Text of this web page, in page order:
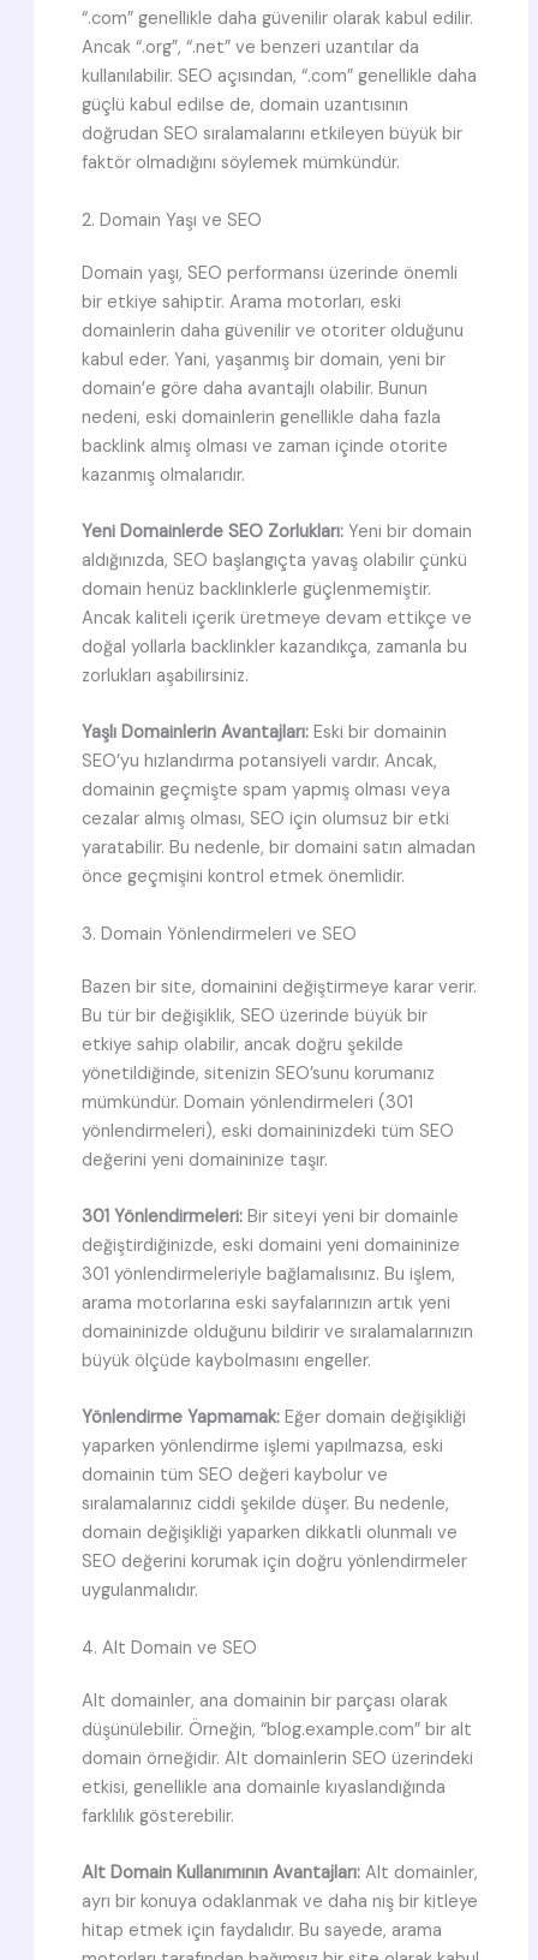
“.com” genellikle daha güvenilir olarak kabul edilir.
Ancak “.org”, “.net” ve benzeri uzantılar da
kullanılabilir. SEO açısından, “.com” genellikle daha
güçlü kabul edilse de, domain uzantısının
doğrudan SEO sıralamalarını etkileyen büyük bir
faktör olmadığını söylemek mümkündür.
2. Domain Yaşı ve SEO
Domain yaşı, SEO performansı üzerinde önemli
bir etkiye sahiptir. Arama motorları, eski
domainlerin daha güvenilir ve otoriter olduğunu
kabul eder. Yani, yaşanmış bir domain, yeni bir
domain’e göre daha avantajlı olabilir. Bunun
nedeni, eski domainlerin genellikle daha fazla
backlink almış olması ve zaman içinde otorite
kazanmış olmalarıdır.
Yeni Domainlerde SEO Zorlukları:Yeni bir domain
aldığınızda, SEO başlangıçta yavaş olabilir çünkü
domain henüz backlinklerle güçlenmemiştir.
Ancak kaliteli içerik üretmeye devam ettikçe ve
doğal yollarla backlinkler kazandıkça, zamanla bu
zorlukları aşabilirsiniz.
Yaşlı Domainlerin Avantajları:Eski bir domainin
SEO’yu hızlandırma potansiyeli vardır. Ancak,
domainin geçmişte spam yapmış olması veya
cezalar almış olması, SEO için olumsuz bir etki
yaratabilir. Bu nedenle, bir domaini satın almadan
önce geçmişini kontrol etmek önemlidir.
3. Domain Yönlendirmeleri ve SEO
Bazen bir site, domainini değiştirmeye karar verir.
Bu tür bir değişiklik, SEO üzerinde büyük bir
etkiye sahip olabilir, ancak doğru şekilde
yönetildiğinde, sitenizin SEO’sunu korumanız
mümkündür. Domain yönlendirmeleri (301
yönlendirmeleri), eski domaininizdeki tüm SEO
değerini yeni domaininize taşır.
301 Yönlendirmeleri:Bir siteyi yeni bir domainle
değiştirdiğinizde, eski domaini yeni domaininize
301 yönlendirmeleriyle bağlamalısınız. Bu işlem,
arama motorlarına eski sayfalarınızın artık yeni
domaininizde olduğunu bildirir ve sıralamalarınızın
büyük ölçüde kaybolmasını engeller.
Yönlendirme Yapmamak:Eğer domain değişikliği
yaparken yönlendirme işlemi yapılmazsa, eski
domainin tüm SEO değeri kaybolur ve
sıralamalarınız ciddi şekilde düşer. Bu nedenle,
domain değişikliği yaparken dikkatli olunmalı ve
SEO değerini korumak için doğru yönlendirmeler
uygulanmalıdır.
4. Alt Domain ve SEO
Alt domainler, ana domainin bir parçası olarak
düşünülebilir. Örneğin, “blog.example.com” bir alt
domain örneğidir. Alt domainlerin SEO üzerindeki
etkisi, genellikle ana domainle kıyaslandığında
farklılık gösterebilir.
Alt Domain Kullanımının Avantajları:Alt domainler,
ayrı bir konuya odaklanmak ve daha niş bir kitleye
hitap etmek için faydalıdır. Bu sayede, arama